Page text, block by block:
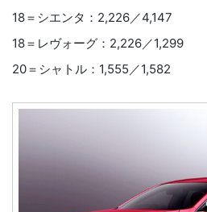
18＝シエンタ：2,226／4,147
18＝レヴォーグ：2,226／1,299
20＝シャトル：1,555／1,582